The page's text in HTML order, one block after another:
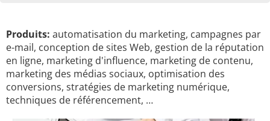
Produits: automatisation du marketing, campagnes par
e-mail, conception de sites Web, gestion de la réputation
en ligne, marketing d'influence, marketing de contenu,
marketing des médias sociaux, optimisation des
conversions, stratégies de marketing numérique,
techniques de référencement, …